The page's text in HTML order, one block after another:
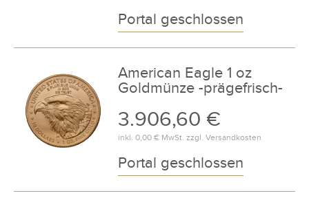
Portal geschlossen
American Eagle 1 oz
Goldmünze -prägefrisch-
3.906,60 €
inkl. 0,00 €MwSt. zzgl. Versandkosten
Portal geschlossen